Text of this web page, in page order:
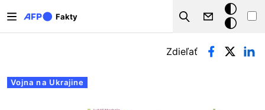
Fakty
Search
Tmavý
režim
Primárne karty
Vojna na Ukrajine
Zdieľať